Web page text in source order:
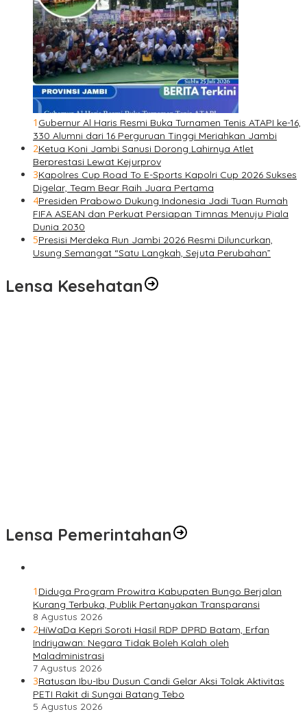
1 Gubernur Al Haris Resmi Buka Turnamen Tenis ATAPI ke-16,
330 Alumni dari 16 Perguruan Tinggi Meriahkan Jambi
2Ketua Koni Jambi Sanusi Dorong Lahirnya Atlet
Berprestasi Lewat Kejurprov
3Kapolres Cup Road To E-Sports Kapolri Cup 2026 Sukses
Digelar, Team Bear Raih Juara Pertama
4Presiden Prabowo Dukung Indonesia Jadi Tuan Rumah
FIFA ASEAN dan Perkuat Persiapan Timnas Menuju Piala
Dunia 2030
5Presisi Merdeka Run Jambi 2026 Resmi Diluncurkan,
Usung Semangat “Satu Langkah, Sejuta Perubahan”
Lensa Kesehatan
Lensa Pemerintahan
1 Diduga Program Prowitra Kabupaten Bungo Berjalan
Kurang Terbuka, Publik Pertanyakan Transparansi
8 Agustus 2026
2HiWaDa Kepri Soroti Hasil RDP DPRD Batam, Erfan
Indriyawan: Negara Tidak Boleh Kalah oleh
Maladministrasi
7 Agustus 2026
3Ratusan Ibu-Ibu Dusun Candi Gelar Aksi Tolak Aktivitas
PETI Rakit di Sungai Batang Tebo
5 Agustus 2026